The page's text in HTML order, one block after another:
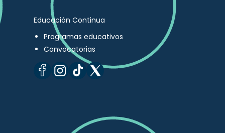
Educación Continua
Programas educativos
Convocatorias